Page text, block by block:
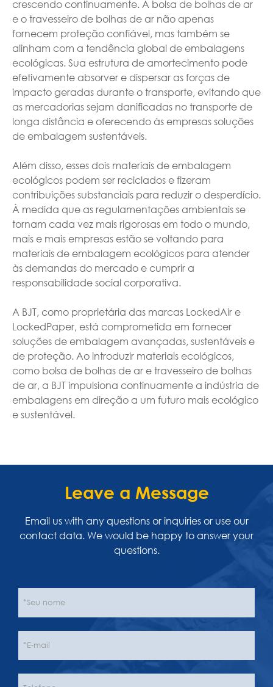
crescendo continuamente. A bolsa de bolhas de ar
e o travesseiro de bolhas de ar não apenas
fornecem proteção confiável, mas também se
alinham com a tendência global de embalagens
ecológicas. Sua estrutura de amortecimento pode
efetivamente absorver e dispersar as forças de
impacto geradas durante o transporte, evitando que
as mercadorias sejam danificadas no transporte de
longa distância e oferecendo às empresas soluções
de embalagem sustentáveis.
Além disso, esses dois materiais de embalagem
ecológicos podem ser reciclados e fizeram
contribuições substanciais para reduzir o desperdício.
À medida que as regulamentações ambientais se
tornam cada vez mais rigorosas em todo o mundo,
mais e mais empresas estão se voltando para
materiais de embalagem ecológicos para atender
às demandas do mercado e cumprir a
responsabilidade social corporativa.
A BJT, como proprietária das marcas LockedAir e
LockedPaper, está comprometida em fornecer
soluções de embalagem avançadas, sustentáveis e
de proteção. Ao introduzir materiais ecológicos,
como bolsa de bolhas de ar e travesseiro de bolhas
de ar, a BJT impulsiona continuamente a indústria de
embalagens em direção a um futuro mais ecológico
e sustentável.
Leave a Message
Email us with any questions or inquiries or use our
contact data. We would be happy to answer your
questions.